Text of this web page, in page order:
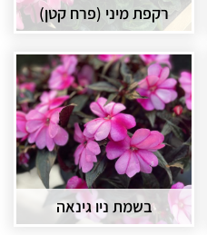
רקפת מיני (פרח קטן)
בשמת ניו גינאה